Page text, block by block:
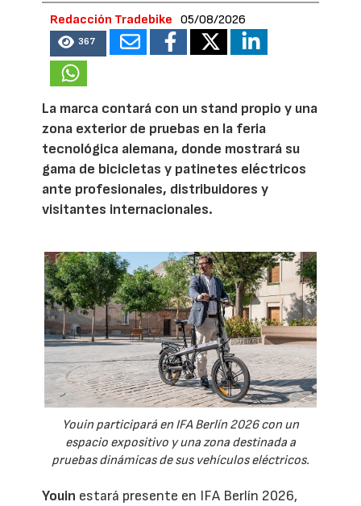
Redacción Tradebike 05/08/2026
367
La marca contará con un stand propio y una
zona exterior de pruebas en la feria
tecnológica alemana, donde mostrará su
gama de bicicletas y patinetes eléctricos
ante profesionales, distribuidores y
visitantes internacionales.
Youin participará en IFA Berlín 2026 con un
espacio expositivo y una zona destinada a
pruebas dinámicas de sus vehículos eléctricos.
Youin estará presente en IFA Berlín 2026,